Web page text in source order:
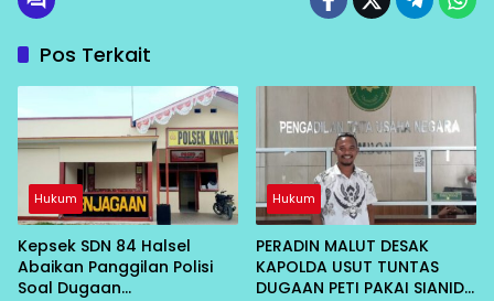
Pos Terkait
Hukum
Kepsek SDN 84 Halsel
Abaikan Panggilan Polisi
Soal Dugaan
Hukum
PERADIN MALUT DESAK
KAPOLDA USUT TUNTAS
DUGAAN PETI PAKAI SIANIDA